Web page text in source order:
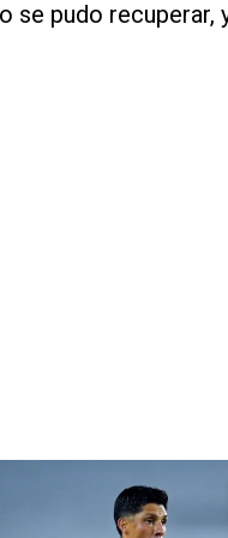
se pudo recuperar,